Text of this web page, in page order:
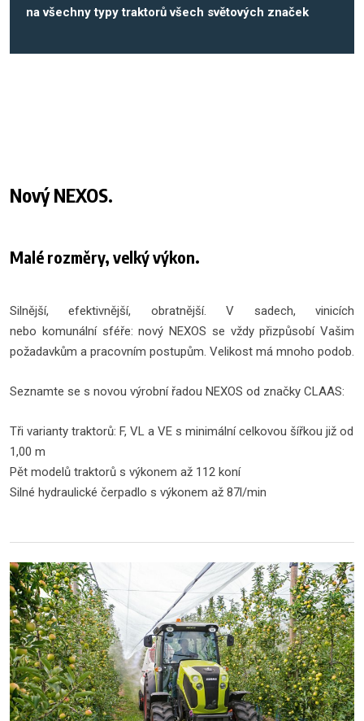
na všechny typy traktorů všech světových značek
Nový NEXOS.
Malé rozměry, velký výkon.
Silnější, efektivnější, obratnější. V sadech, vinicích
nebo komunální sféře: nový NEXOS se vždy přizpůsobí Vašim
požadavkům a pracovním postupům. Velikost má mnoho podob.
Seznamte se s novou výrobní řadou NEXOS od značky CLAAS:
Tři varianty traktorů: F, VL a VE s minimální celkovou šířkou již od
1,00 m
Pět modelů traktorů s výkonem až 112 koní
Silné hydraulické čerpadlo s výkonem až 87l/min